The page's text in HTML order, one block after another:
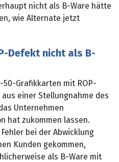
nicht als B-Ware hätte
wie Alternate jetzt
Defekt nicht als B-
Grafikkarten mit ROP-
einer Stellungnahme des
Unternehmen
hat zukommen lassen.
bei der Abwicklung
Kunden gekommen,
als B-Ware mit